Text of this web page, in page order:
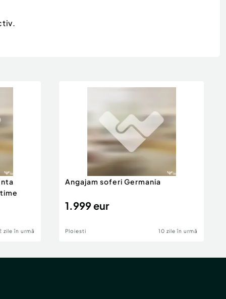
zile în urmă
Angajam soferi Germania
1.999 eur
Ploiesti 10 zile în urmă